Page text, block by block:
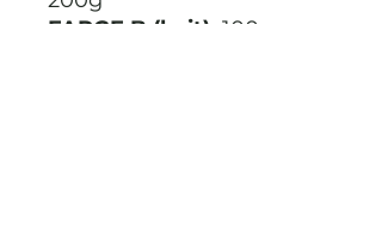
FARGE B (hvit): 100g